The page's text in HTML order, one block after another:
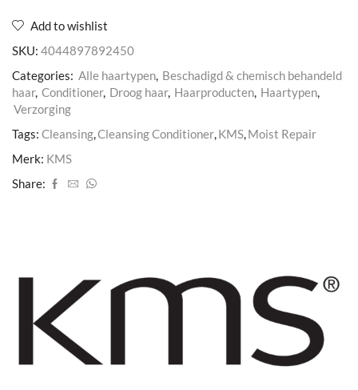
Add to wishlist
SKU: 4044897892450
Categories: Alle haartypen, Beschadigd & chemisch behandeld
haar, Conditioner, Droog haar, Haarproducten, Haartypen,
Verzorging
Tags: Cleansing,Cleansing Conditioner,KMS,Moist Repair
Merk: KMS
Share: